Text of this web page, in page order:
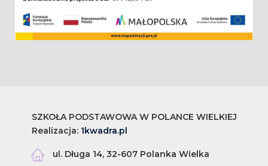
SZKOŁA PODSTAWOWA W POLANCE WIELKIEJ
Realizacja: 1kwadra.pl
ul. Długa 14, 32-607 Polanka Wielka